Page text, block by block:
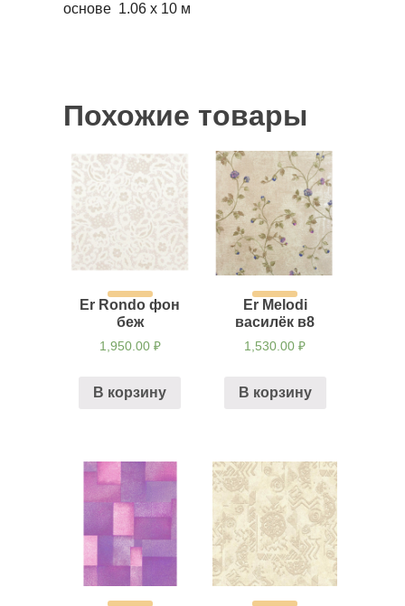
основе 1.06 x 10 м
Похожие товары
Er Rondo фон
беж
1,950.00 ₽
В корзину
Er Melodi
василёк в8
1,530.00₽
В корзину